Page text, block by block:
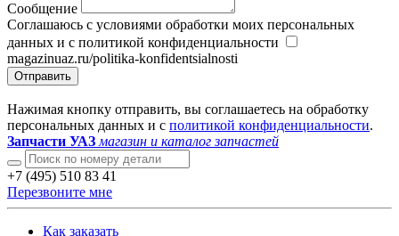
Сообщение
Соглашаюсь с условиями обработки моих персональных
данных и с политикой конфиденциальности
magazinuaz.ru/politika-konfidentsialnosti
Отправить
Нажимая кнопку отправить, вы соглашаетесь на обработку
персональных данных и с политикой конфиденциальности.
Запчасти УАЗ магазин и каталог запчастей
+7 (495) 510 83 41
Перезвоните мне
Как заказать